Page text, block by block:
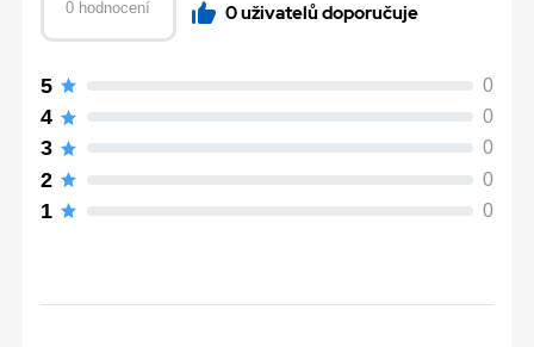
0 hodnocení 0 uživatelů doporučuje
5 0
4 0
3 0
2 0
1 0